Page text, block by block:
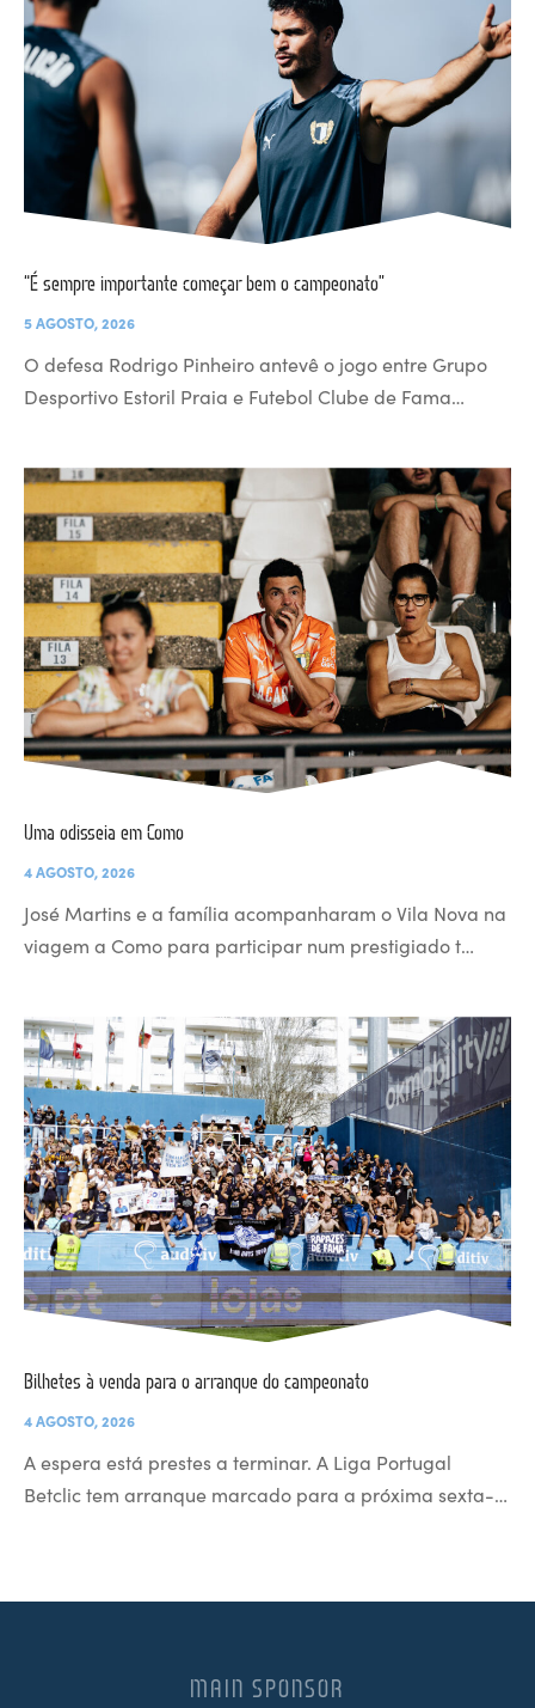
“É sempre importante começar bem o campeonato”
5 AGOSTO, 2026
O defesa Rodrigo Pinheiro antevê o jogo entre Grupo
Desportivo Estoril Praia e Futebol Clube de Fama…
Uma odisseia em Como
4 AGOSTO, 2026
José Martins e a família acompanharam o Vila Nova na
viagem a Como para participar num prestigiado t…
Bilhetes à venda para o arranque do campeonato
4 AGOSTO, 2026
A espera está prestes a terminar. A Liga Portugal
Betclic tem arranque marcado para a próxima sexta-…
MAIN SPONSOR